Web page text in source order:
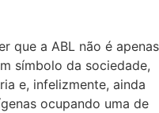
que a ABL não é apenas
símbolo da sociedade,
e, infelizmente, ainda
ocupando uma de